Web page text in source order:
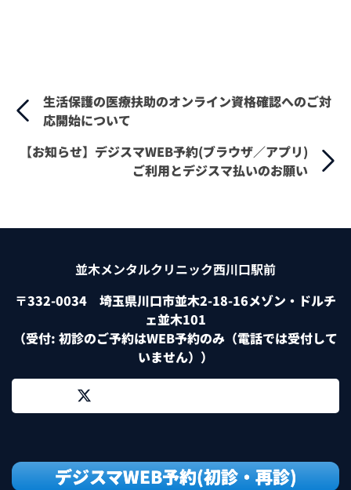
生活保護の医療扶助のオンライン資格確認へのご対
応開始について
【お知らせ】デジスマWEB予約(ブラウザ／アプリ)
ご利用とデジスマ払いのお願い
並木メンタルクリニック西川口駅前
〒332-0034 埼玉県川口市並木2-18-16メゾン・ドルチ
ェ並木101
（受付: 初診のご予約はWEB予約のみ（電話では受付して
いません））
デジスマWEB予約(初診・再診)